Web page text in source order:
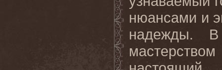
нюансами и
надежды. В